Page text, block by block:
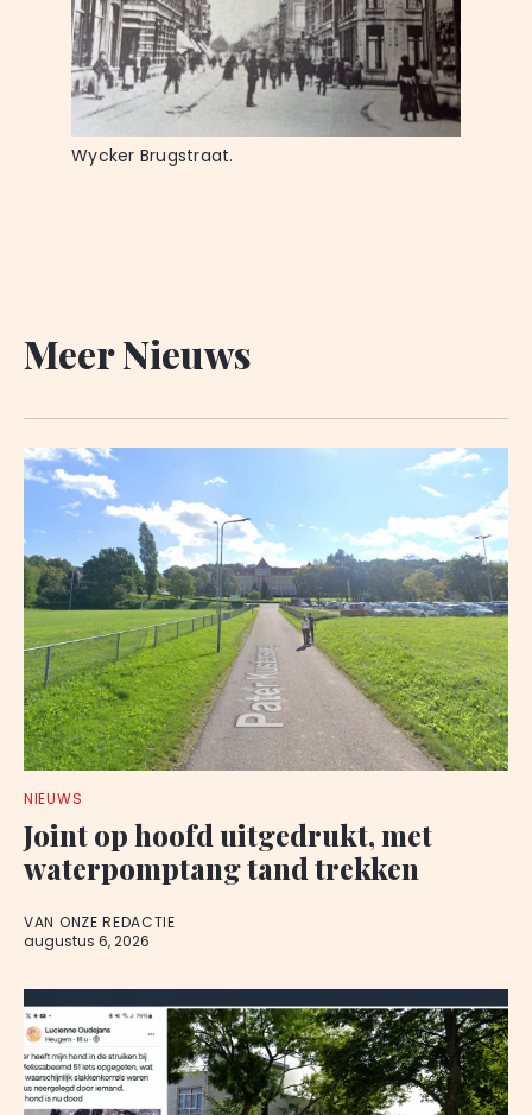
Wycker Brugstraat.
Meer Nieuws
NIEUWS
Joint op hoofd uitgedrukt, met
waterpomptang tand trekken
VAN ONZE REDACTIE
augustus 6, 2026